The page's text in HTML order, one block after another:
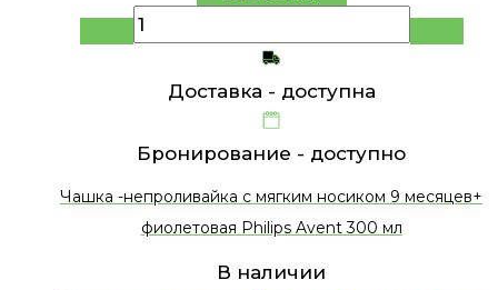
Доставка - доступна
Бронирование - доступно
Чашка -непроливайка c мягким носиком 9 месяцев+
фиолетовая Philips Avent 300 мл
В наличии